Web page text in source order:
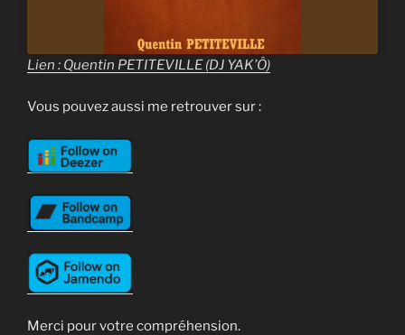
Lien : Quentin PETITEVILLE (DJ YAK’Ô)
Vous pouvez aussi me retrouver sur :
Merci pour votre compréhension.